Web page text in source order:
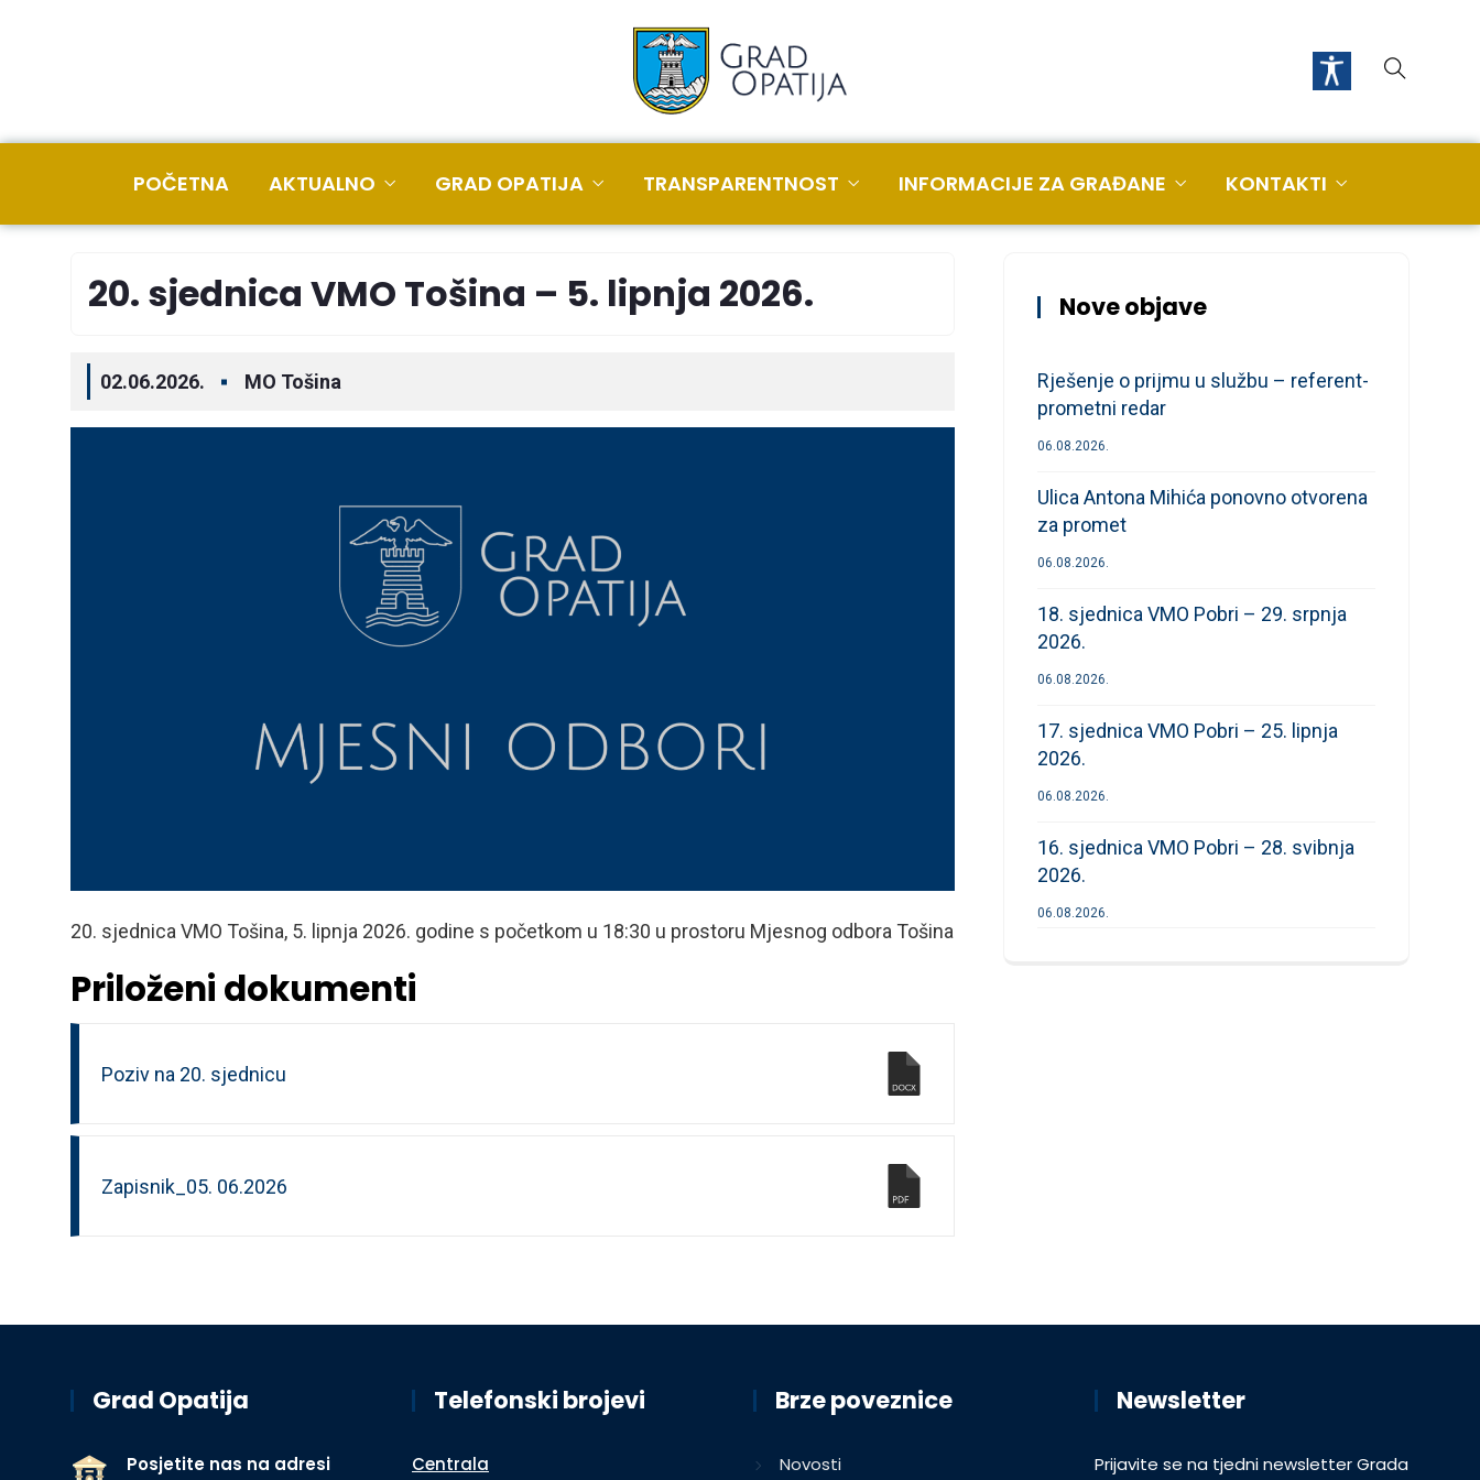
POČETNA AKTUALNO GRAD OPATIJA TRANSPARENTNOST INFORMACIJE ZA GRAĐANE KONTAKTI
20. sjednica VMO Tošina – 5. lipnja 2026.
02.06.2026. MO Tošina
20. sjednica VMO Tošina, 5. lipnja 2026. godine s početkom u 18:30 u prostoru Mjesnog odbora Tošina
Priloženi dokumenti
Poziv na 20. sjednicu
Zapisnik_05. 06.2026
Nove objave
Rješenje o prijmu u službu – referent-
prometni redar
06.08.2026.
Ulica Antona Mihića ponovno otvorena
za promet
06.08.2026.
18. sjednica VMO Pobri – 29. srpnja
2026.
06.08.2026.
17. sjednica VMO Pobri – 25. lipnja
2026.
06.08.2026.
16. sjednica VMO Pobri – 28. svibnja
2026.
06.08.2026.
Grad Opatija
Posjetite nas na adresi
Telefonski brojevi
Centrala
Brze poveznice
Novosti
Newsletter
Prijavite se na tjedni newsletter Grada